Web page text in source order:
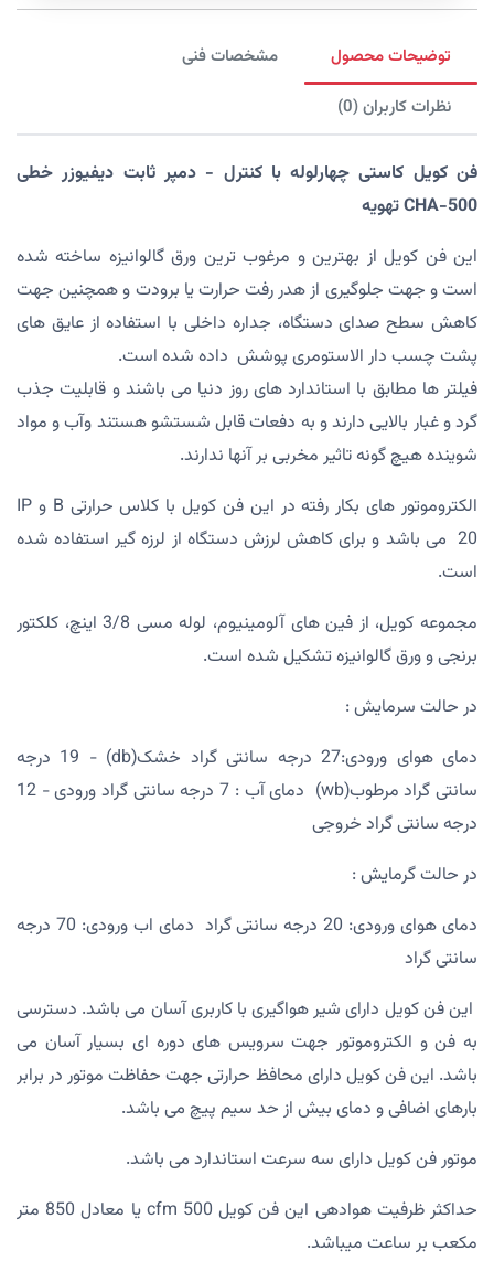
توضیحات محصول
مشخصات فنی
نظرات کاربران (0)
فن کویل کاستی چهارلوله با کنترل - دمپر ثابت دیفیوزر خطی
CHA-500 تهویه
این فن کویل از بهترین و مرغوب ترین ورق گالوانیزه ساخته شده
است و جهت جلوگیری از هدر رفت حرارت یا برودت و همچنین جهت
کاهش سطح صدای دستگاه، جداره داخلی با استفاده از عایق های
پشت چسب دار الاستومری پوشش داده شده است.
فیلتر ها مطابق با استاندارد های روز دنیا می باشند و قابلیت جذب
گرد و غبار بالایی دارند و به دفعات قابل شستشو هستند وآب و مواد
شوینده هیچ گونه تاثیر مخربی بر آنها ندارند.
الکتروموتور های بکار رفته در این فن کویل با کلاس حرارتی B و IP
20 می باشد و برای کاهش لرزش دستگاه از لرزه گیر استفاده شده
است.
مجموعه کویل، از فین های آلومینیوم، لوله مسی 3/8 اینچ، کلکتور
برنجی و ورق گالوانیزه تشکیل شده است.
در حالت سرمایش :
دمای هوای ورودی:27 درجه سانتی گراد خشک(db) - 19 درجه
سانتی گراد مرطوب(wb) دمای آب : 7 درجه سانتی گراد ورودی - 12
درجه سانتی گراد خروجی
در حالت گرمایش :
دمای هوای ورودی: 20 درجه سانتی گراد دمای اب ورودی: 70 درجه
سانتی گراد
این فن کویل دارای شیر هواگیری با کاربری آسان می باشد. دسترسی
به فن و الکتروموتور جهت سرویس های دوره ای بسیار آسان می
باشد. این فن کویل دارای محافظ حرارتی جهت حفاظت موتور در برابر
بارهای اضافی و دمای بیش از حد سیم پیچ می باشد.
موتور فن کویل دارای سه سرعت استاندارد می باشد.
حداکثر ظرفیت هوادهی این فن کویل 500 cfm یا معادل 850 متر
مکعب بر ساعت میباشد.